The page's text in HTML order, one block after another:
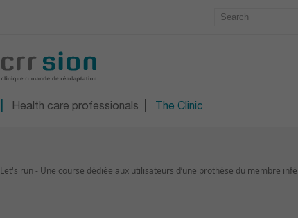
Technical orthopaedic workshop
Technical foot and shoe workshop
Health care professionals The Clinic
Let's run - Une course dédiée aux utilisateurs d’une prothèse du membre